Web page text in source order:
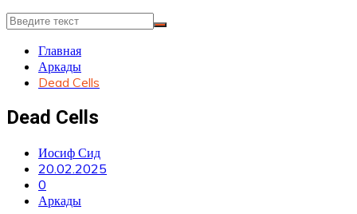
Главная
Аркады
Dead Cells
Dead Cells
Иосиф Сид
20.02.2025
0
Аркады